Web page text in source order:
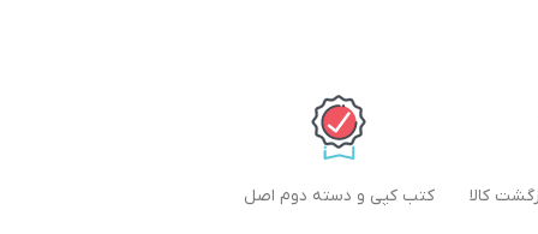
کتب کپی و دسته دوم اصل